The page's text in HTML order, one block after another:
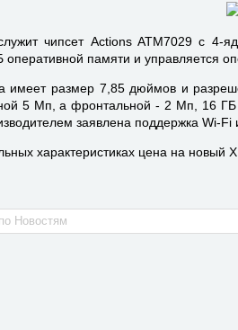
чипсет Actions ATM7029 с 4-
памяти и управляется
имеет размер 7,85 дюймов и
5 Мп, а фронтальной - 2 Мп, 16 ГБ
заявлена поддержка Wi-Fi
характеристиках цена на новый